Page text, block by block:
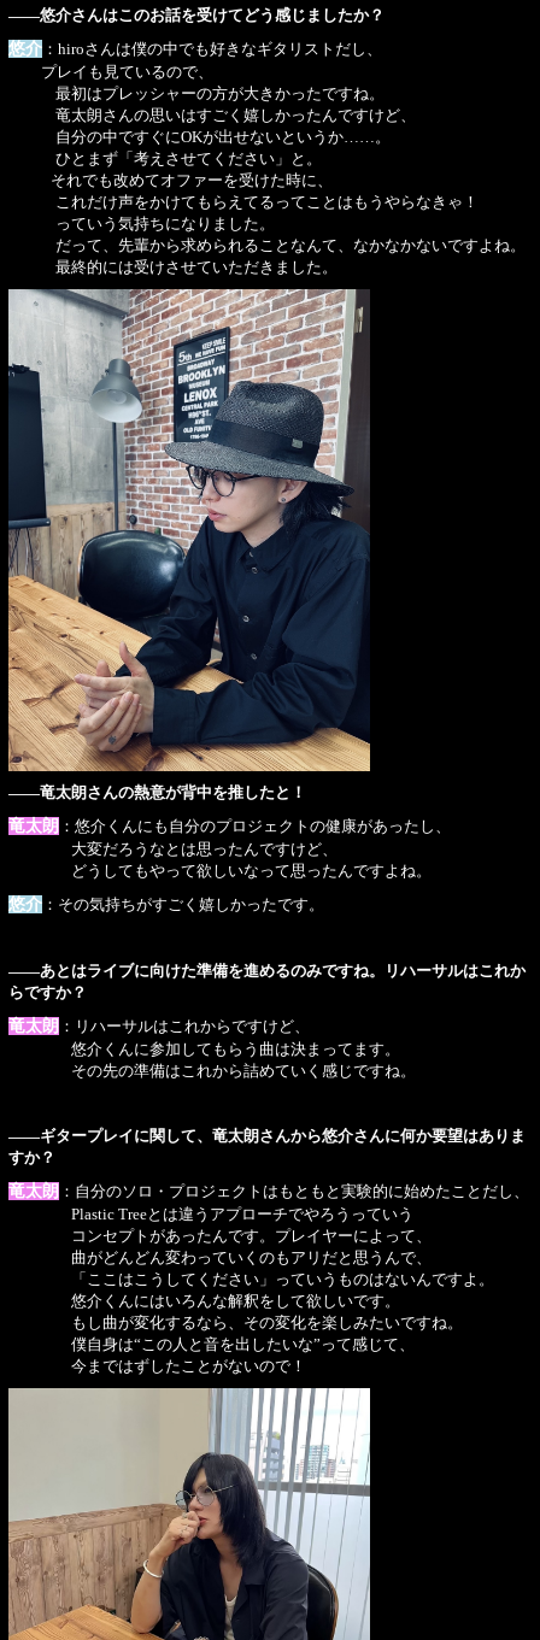
――悠介さんはこのお話を受けてどう感じましたか？
悠介 ：hiroさんは僕の中でも好きなギタリストだし、
プレイも見ているので、
最初はプレッシャーの方が大きかったですね。
竜太朗さんの思いはすごく嬉しかったんですけど、
自分の中ですぐにOKが出せないというか……。
ひとまず「考えさせてください」と。
それでも改めてオファーを受けた時に、
これだけ声をかけてもらえてるってことはもうやらなきゃ！
っていう気持ちになりました。
だって、先輩から求められることなんて、なかなかないですよね。
最終的には受けさせていただきました。
――竜太朗さんの熱意が背中を推したと！
竜太朗 ：悠介くんにも自分のプロジェクトの健康があったし、
大変だろうなとは思ったんですけど、
どうしてもやって欲しいなって思ったんですよね。
悠介 ：その気持ちがすごく嬉しかったです。
――あとはライブに向けた準備を進めるのみですね。リハーサルはこれか
らですか？
竜太朗 ：リハーサルはこれからですけど、
悠介くんに参加してもらう曲は決まってます。
その先の準備はこれから詰めていく感じですね。
――ギタープレイに関して、竜太朗さんから悠介さんに何か要望はありま
すか？
竜太朗 ：自分のソロ・プロジェクトはもともと実験的に始めたことだし、
Plastic Treeとは違うアプローチでやろうっていう
コンセプトがあったんです。プレイヤーによって、
曲がどんどん変わっていくのもアリだと思うんで、
「ここはこうしてください」っていうものはないんですよ。
悠介くんにはいろんな解釈をして欲しいです。
もし曲が変化するなら、その変化を楽しみたいですね。
僕自身は“この人と音を出したいな”って感じて、
今まではずしたことがないので！